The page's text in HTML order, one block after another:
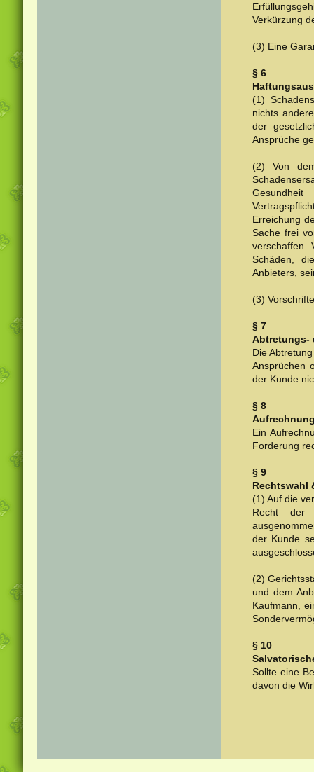
Verkürzung
(3) Eine
§ 6
(1)
nichts
der
Ansprüche
(2) Von
Erreichung
Sache frei
verschaffen.
Schäden,
Anbieters,
(3)
§ 7
Abtretungs-
Die
Ansprüchen
der Kunde
§ 8
Ein
Forderung
§ 9
Rechtswahl
(1) Auf die
Recht der
der Kunde
(2)
und dem
Kaufmann,
§ 10
Sollte eine
davon die